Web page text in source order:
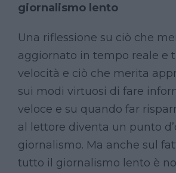
giornalismo lento
Una riflessione su ciò che
aggiornato in tempo reale e
velocità e ciò che merita
sui modi virtuosi di fare
veloce e su quando far
al lettore diventa un punto
giornalismo. Ma anche sul
tutto il giornalismo lento è